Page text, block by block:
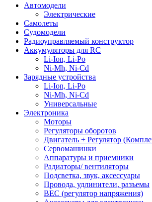
Автомодели
Электрические
Самолеты
Судомодели
Радиоуправляемый конструктор
Аккумуляторы для RC
Li-Ion, Li-Po
Ni-Mh, Ni-Cd
Зарядные устройства
Li-Ion, Li-Po
Ni-Mh, Ni-Cd
Универсальные
Электроника
Моторы
Регуляторы оборотов
Двигатель + Регулятор
Сервомашинки
Аппаратуры и приемники
Радиаторы/ вентиляторы
Подсветка, звук, аксессуары
Провода, удлинители, разъемы
BEC (регулятор напряжения)